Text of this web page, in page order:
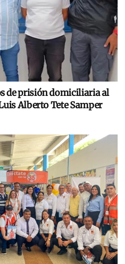
de prisión domiciliaria al
Alberto Tete Samper